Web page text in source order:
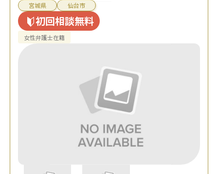
宮城県 仙台市
初回相談無料
女性弁護士在籍